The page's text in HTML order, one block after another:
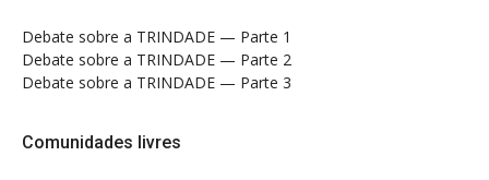
Debate sobre a TRINDADE — Parte 1
Debate sobre a TRINDADE — Parte 2
Debate sobre a TRINDADE — Parte 3
Comunidades livres